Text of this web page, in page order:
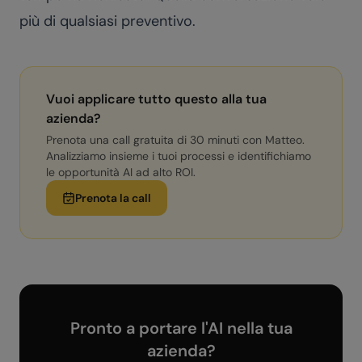
più di qualsiasi preventivo.
Vuoi applicare tutto questo alla tua
azienda?
Prenota una call gratuita di 30 minuti con Matteo.
Analizziamo insieme i tuoi processi e identifichiamo
le opportunità AI ad alto ROI.
Prenota la call
Pronto a portare l'AI nella tua
azienda?